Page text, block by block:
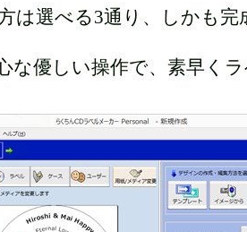
は選べる3通り、しかも完
な優しい操作で、素早く